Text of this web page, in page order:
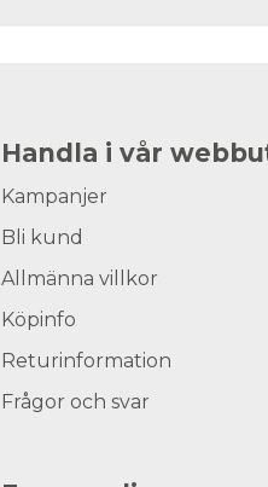
Handla i vår
Kampanjer
Bli kund
Allmänna villkor
Köpinfo
Returinformation
Frågor och svar